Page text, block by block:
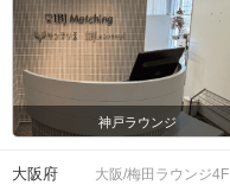
神戸ラウンジ
大阪府 大阪/梅田ラウンジ4F